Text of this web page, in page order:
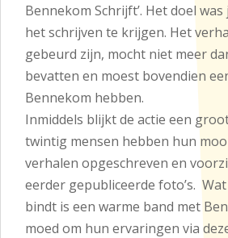
Bennekom Schrijft’. Het doel
het schrijven te krijgen. Het
gebeurd zijn, mocht niet meer
bevatten en moest bovendien
Bennekom hebben.
Inmiddels blijkt de actie een
twintig mensen hebben hun
verhalen opgeschreven en
eerder gepubliceerde foto’s.
bindt is een warme band met
moed om hun ervaringen via